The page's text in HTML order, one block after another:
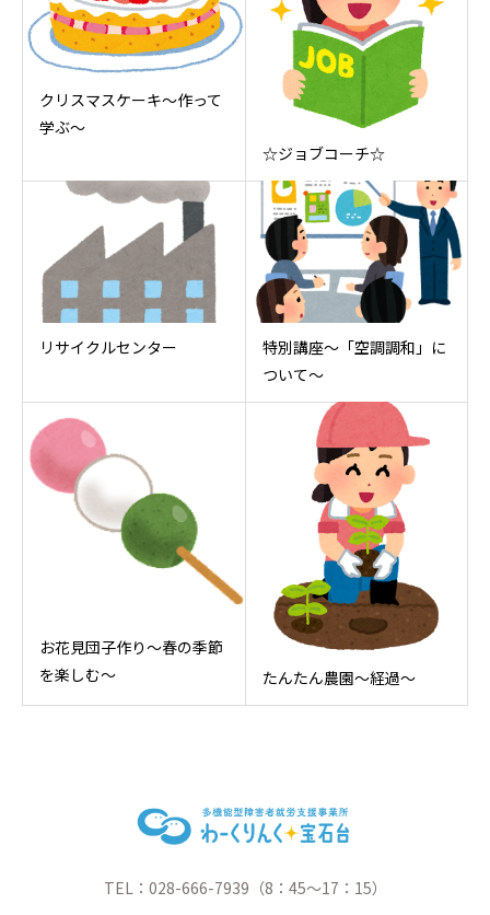
クリスマスケーキ～作って
学ぶ～
☆ジョブコーチ☆
リサイクルセンター
特別講座～「空調調和」に
ついて～
お花見団子作り～春の季節
を楽しむ～
たんたん農園～経過～
TEL：028-666-7939（8：45～17：15）